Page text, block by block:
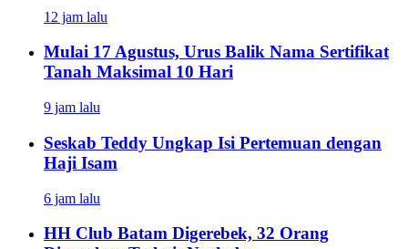
12 jam lalu
Mulai 17 Agustus, Urus Balik Nama Sertifikat
Tanah Maksimal 10 Hari
9 jam lalu
Seskab Teddy Ungkap Isi Pertemuan dengan
Haji Isam
6 jam lalu
HH Club Batam Digerebek, 32 Orang